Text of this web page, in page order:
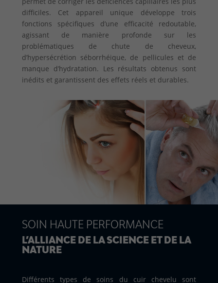
difficiles. Cet appareil unique développe trois
fonctions spécifiques d’une efficacité redoutable,
agissant de manière profonde sur les
problématiques de chute de cheveux,
d’hypersécrétion séborrhéique, de pellicules et de
manque d’hydratation. Les résultats obtenus sont
inédits et garantissent des effets réels et durables.
SOIN HAUTE PERFORMANCE
L’ALLIANCE DE LA SCIENCE ET DE LA
NATURE
Différents types de soins du cuir chevelu sont